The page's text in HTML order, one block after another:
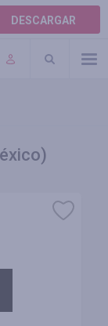
DESCARGAR